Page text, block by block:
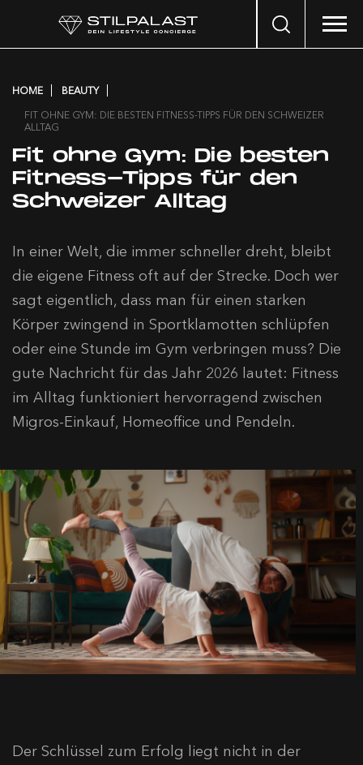
Search
HOME
BEAUTY
FIT OHNE GYM: DIE BESTEN FITNESS-TIPPS FÜR DEN SCHWEIZER
ALLTAG
Fit ohne Gym: Die besten
Fitness-Tipps für den
Schweizer Alltag
In einer Welt, die immer schneller dreht, bleibt
die eigene Fitness oft auf der Strecke. Doch wer
sagt eigentlich, dass man für einen starken
Körper zwingend in Sportklamotten schlüpfen
oder eine Stunde im Gym verbringen muss? Die
gute Nachricht für das Jahr 2026 lautet: Fitness
im Alltag funktioniert hervorragend zwischen
Migros-Einkauf, Homeoffice und Pendeln.
Der Schlüssel zum Erfolg liegt nicht in der